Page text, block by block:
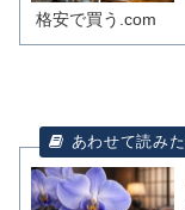
格安で買う.com